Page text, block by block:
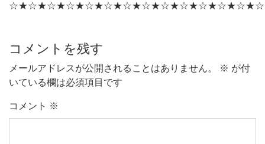
コメントを残す
メールアドレスが公開されることはありません。 ※ が付
いている欄は必須項目です
コメント ※